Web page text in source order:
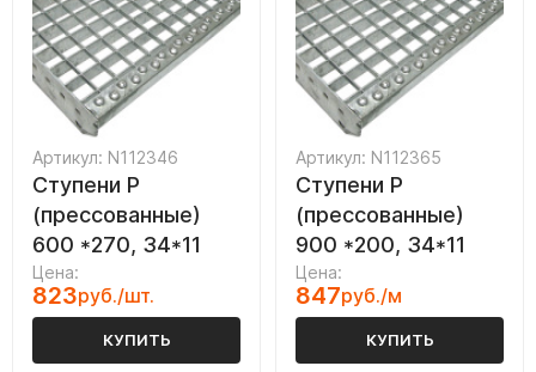
Артикул: N112346
Ступени P
(прессованные)
600 *270, 34*11
Цена:
823руб./шт.
КУПИТЬ
Артикул: N112365
Ступени P
(прессованные)
900 *200, 34*11
Цена:
847руб./м
КУПИТЬ